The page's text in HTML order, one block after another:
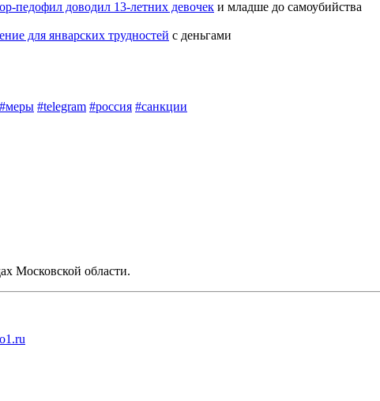
педофил доводил 13-летних девочек и младше до самоубийства
для январских трудностей ​с деньгами
#меры #telegram #россия #санкции
Московской области.